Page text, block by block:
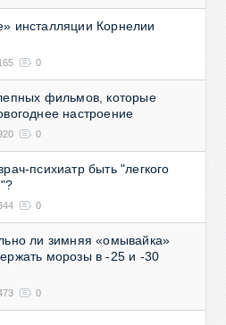
инсталляции Корнелии
0
фильмов, которые
настроение
0
психиатр быть "легкого
0
ли зимняя «омывайка»
морозы в -25 и -30
0